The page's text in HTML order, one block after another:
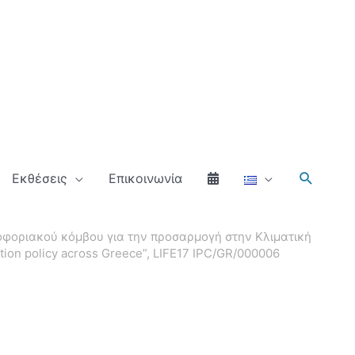
Εκθέσεις Επικοινωνία
κόμβου για την προσαρμογή στην Κλιματική
policy across Greece”, LIFE17 IPC/GR/000006